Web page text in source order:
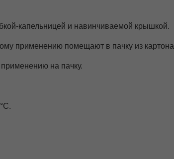
капельницей и навинчиваемой крышкой.
применению помещают в пачку из
на пачку.